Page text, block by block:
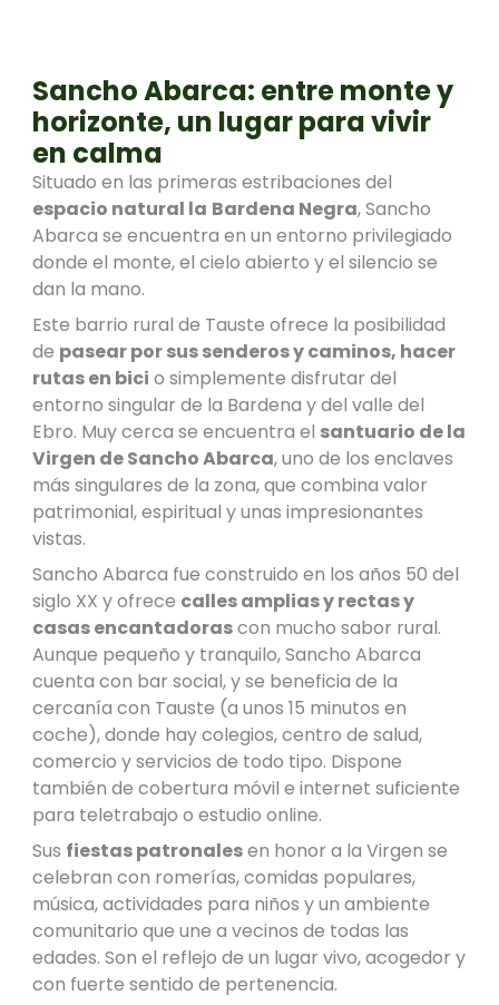
Sancho Abarca: entre monte y
horizonte, un lugar para vivir
en calma
Situado en las primeras estribaciones del
espacio natural la Bardena Negra, Sancho
Abarca se encuentra en un entorno privilegiado
donde el monte, el cielo abierto y el silencio se
dan la mano.
Este barrio rural de Tauste ofrece la posibilidad
de pasear por sus senderos y caminos, hacer
rutas en bici o simplemente disfrutar del
entorno singular de la Bardena y del valle del
Ebro. Muy cerca se encuentra el santuario de la
Virgen de Sancho Abarca, uno de los enclaves
más singulares de la zona, que combina valor
patrimonial, espiritual y unas impresionantes
vistas.
Sancho Abarca fue construido en los años 50 del
siglo XX y ofrece calles amplias y rectas y
casas encantadorascon mucho sabor rural.
Aunque pequeño y tranquilo, Sancho Abarca
cuenta con bar social, y se beneficia de la
cercanía con Tauste (a unos 15 minutos en
coche), donde hay colegios, centro de salud,
comercio y servicios de todo tipo. Dispone
también de cobertura móvil e internet suficiente
para teletrabajo o estudio online.
Sus fiestas patronalesen honor a la Virgen se
celebran con romerías, comidas populares,
música, actividades para niños y un ambiente
comunitario que une a vecinos de todas las
edades. Son el reflejo de un lugar vivo, acogedor y
con fuerte sentido de pertenencia.